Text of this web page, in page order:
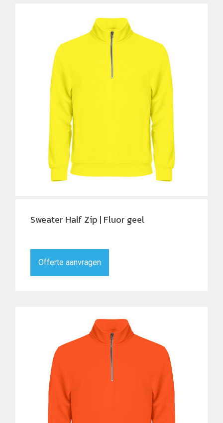
Sweater Half Zip | Fluor geel
Offerte aanvragen